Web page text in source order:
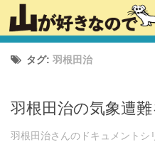
タグ: 羽根田治
羽根田治の気象遭
羽根田治さんのドキュメント